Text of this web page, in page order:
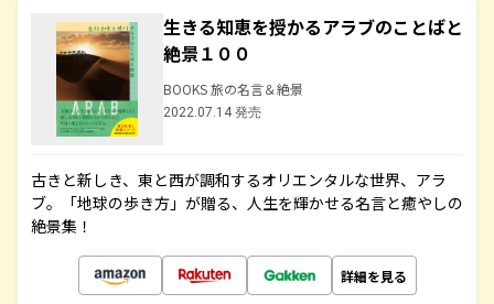
生きる知恵を授かるアラブのことばと
絶景１００
BOOKS 旅の名言＆絶景
2022.07.14 発売
古きと新しき、東と西が調和するオリエンタルな世界、アラ
ブ。「地球の歩き方」が贈る、人生を輝かせる名言と癒やしの
絶景集！
詳細を見る